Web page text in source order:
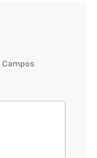
Campos